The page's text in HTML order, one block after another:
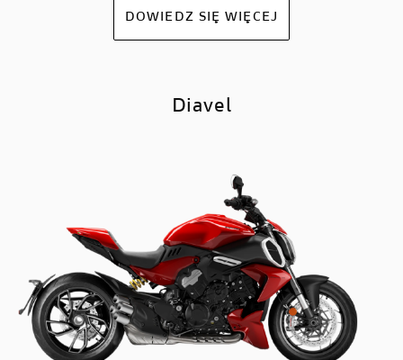
DOWIEDZ SIĘ WIĘCEJ
Diavel